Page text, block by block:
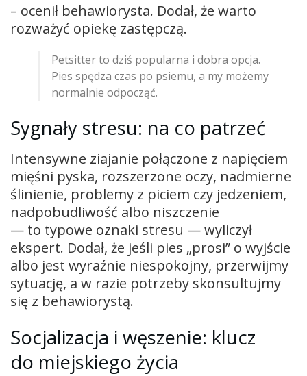
– ocenił behawiorysta. Dodał, że warto
rozważyć opiekę zastępczą.
Petsitter to dziś popularna i dobra opcja.
Pies spędza czas po psiemu, a my możemy
normalnie odpocząć.
Sygnały stresu: na co patrzeć
Intensywne ziajanie połączone z napięciem
mięśni pyska, rozszerzone oczy, nadmierne
ślinienie, problemy z piciem czy jedzeniem,
nadpobudliwość albo niszczenie
— to typowe oznaki stresu — wyliczył
ekspert. Dodał, że jeśli pies „prosi” o wyjście
albo jest wyraźnie niespokojny, przerwijmy
sytuację, a w razie potrzeby skonsultujmy
się z behawiorystą.
Socjalizacja i węszenie: klucz
do miejskiego życia